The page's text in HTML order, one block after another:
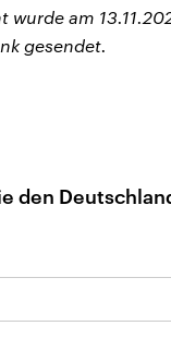
wurde am
gesendet.
den